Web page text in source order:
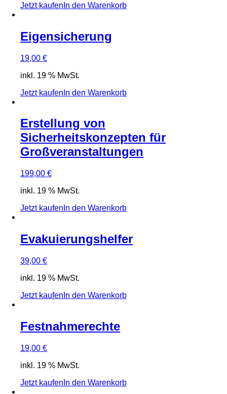
Jetzt kaufen In den Warenkorb
Eigensicherung
19,00 €
inkl. 19 % MwSt.
Jetzt kaufen In den Warenkorb
Erstellung von
Sicherheitskonzepten für
Großveranstaltungen
199,00 €
inkl. 19 % MwSt.
Jetzt kaufen In den Warenkorb
Evakuierungshelfer
39,00 €
inkl. 19 % MwSt.
Jetzt kaufen In den Warenkorb
Festnahmerechte
19,00 €
inkl. 19 % MwSt.
Jetzt kaufen In den Warenkorb